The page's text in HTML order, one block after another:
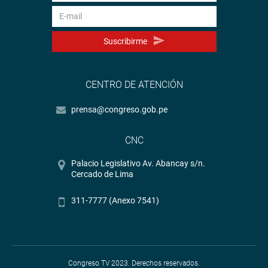
Suscribirme
CENTRO DE ATENCIÓN
prensa@congreso.gob.pe
CNC
Palacio Legislativo Av. Abancay s/n.
Cercado de Lima
311-7777 (Anexo 7541)
Congreso TV 2023. Derechos reservados.